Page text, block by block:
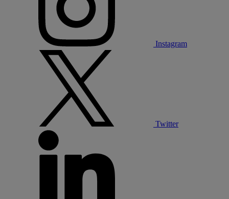
Instagram
Twitter